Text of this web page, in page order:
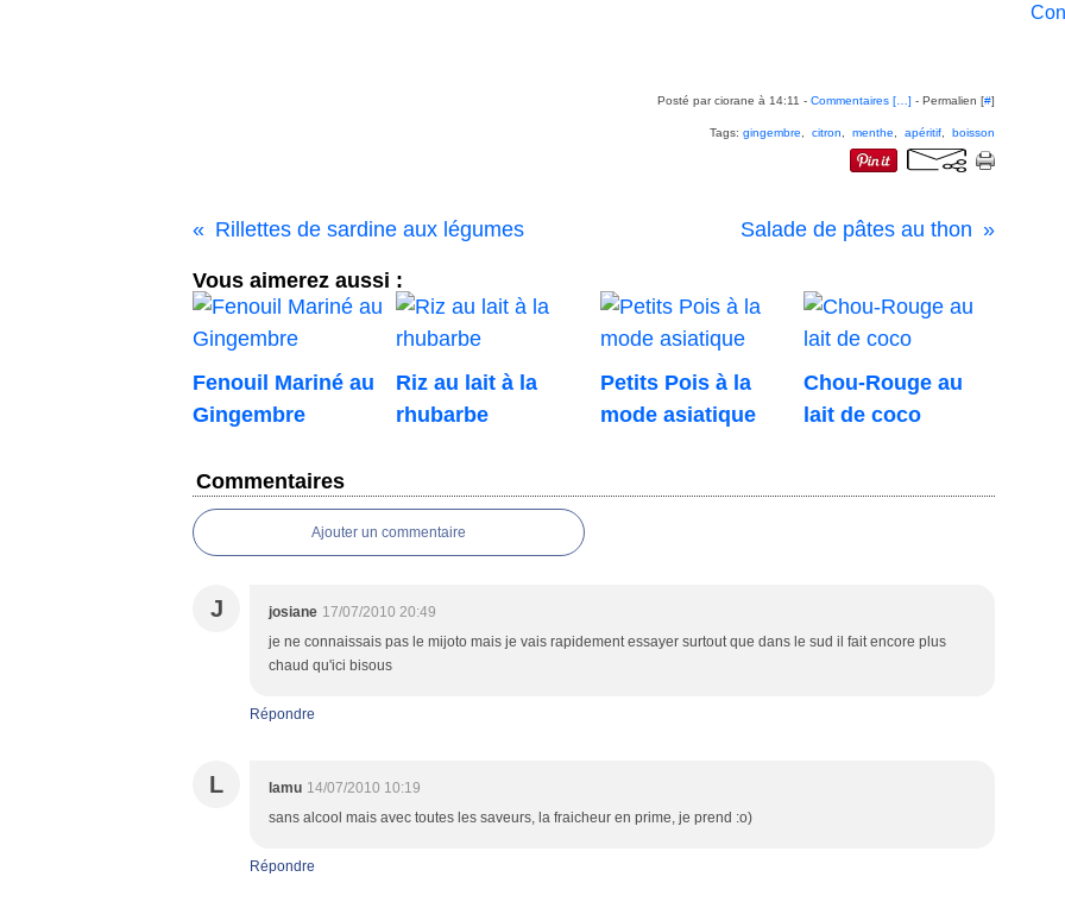
Posté par ciorane à 14:11 - Commentaires [ ] - Permalien [#]
Tags: gingembre citron menthe apéritif boisson
Rillettes de sardine aux légumes Salade de pâtes au thon
Vous aimerez aussi :
Fenouil Mariné au
Gingembre
Riz au lait à la
rhubarbe
Petits Pois à la
mode asiatique
Chou-Rouge au
lait de coco
Commentaires
Ajouter un commentaire
J josiane 17/07/2010 20:49
je ne connaissais pas le mijoto mais je vais rapidement essayer surtout que dans le sud il fait encore plus
chaud qu'ici bisous
Répondre
L lamu 14/07/2010 10:19
sans alcool mais avec toutes les saveurs, la fraicheur en prime, je prend :o)
Répondre